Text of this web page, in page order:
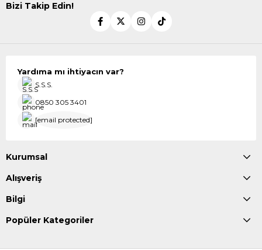
Bizi Takip Edin!
Yardıma mı ihtiyacın var?
S.S.S.
0850 305 3401
[email protected]
Kurumsal
Alışveriş
Bilgi
Popüler Kategoriler